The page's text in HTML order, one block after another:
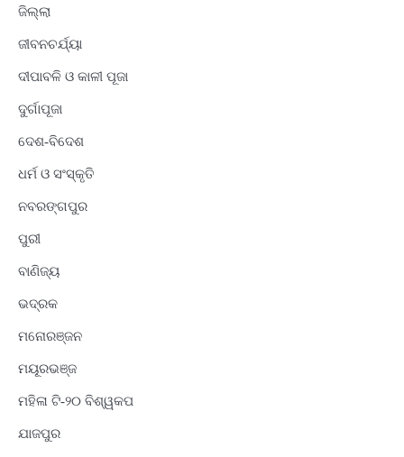
ଜିଲ୍ଲା
ଜୀବନଚର୍ଯ୍ୟା
ଦୀପାବଳି ଓ କାଳୀ ପୂଜା
ଦୁର୍ଗାପୂଜା
ଦେଶ-ବିଦେଶ
ଧର୍ମ ଓ ସଂସ୍କୃତି
ନବରଙ୍ଗପୁର
ପୁରୀ
ବାଣିଜ୍ୟ
ଭଦ୍ରକ
ମନୋରଞ୍ଜନ
ମୟୂରଭଞ୍ଜ
ମହିଳା ଟି-୨୦ ବିଶ୍ୱକପ
ଯାଜପୁର